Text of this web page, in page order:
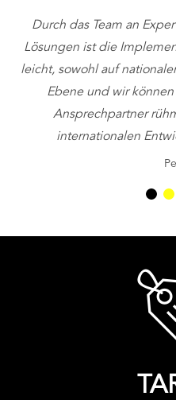
Durch das Team an
Lösungen ist die
leicht, sowohl auf
Ebene und wir
Ansprechpartner
internationalen